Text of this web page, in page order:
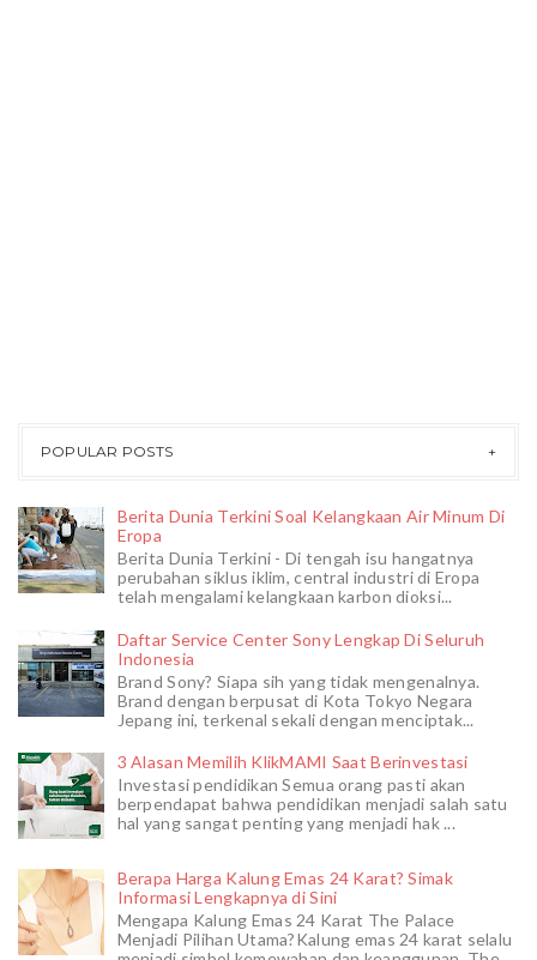
POPULAR POSTS
Berita Dunia Terkini Soal Kelangkaan Air Minum Di
Eropa
Berita Dunia Terkini - Di tengah isu hangatnya
perubahan siklus iklim, central industri di Eropa
telah mengalami kelangkaan karbon dioksi...
Daftar Service Center Sony Lengkap Di Seluruh
Indonesia
Brand Sony? Siapa sih yang tidak mengenalnya.
Brand dengan berpusat di Kota Tokyo Negara
Jepang ini, terkenal sekali dengan menciptak...
3 Alasan Memilih KlikMAMI Saat Berinvestasi
Investasi pendidikan Semua orang pasti akan
berpendapat bahwa pendidikan menjadi salah satu
hal yang sangat penting yang menjadi hak ...
Berapa Harga Kalung Emas 24 Karat? Simak
Informasi Lengkapnya di Sini
Mengapa Kalung Emas 24 Karat The Palace
Menjadi Pilihan Utama?Kalung emas 24 karat selalu